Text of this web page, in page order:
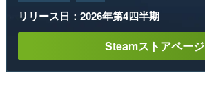
リリース日：2026年第4四半期
Steamストアページ